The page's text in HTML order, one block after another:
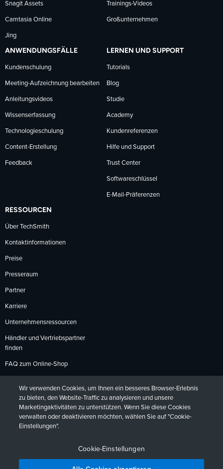
Snagit Assets
Camtasia Online
Jing
Trainings-Videos
Großunternehmen
ANWENDUNGSFÄLLE
Kundenschulung
Meeting-Aufzeichnung bearbeiten
Anleitungsvideos
Wissenserfassung
Technologieschulung
Content-Erstellung
Feedback
LERNEN UND SUPPORT
Tutorials
Blog
Studie
Academy
Kundenreferenzen
Hilfe und Support
Trust Center
Softwareschlüssel
E-Mail-Präferenzen
RESSOURCEN
Über TechSmith
Kontaktinformationen
Preise
Presseraum
Partner
Karriere
Unternehmensressourcen
Händler und Vertriebspartner
finden
FAQ zum Online-Shop
Rückgabebedingungen
DeutschFrançaisEspañol日本語
Wir verwenden Cookies, um Ihnen ein besseres Browser-Erlebnis
zu bieten, den Website-Traffic zu analysieren und unsere
Marketingaktivitäten zu unterstützen. Wenn Sie diese Cookies
verwalten oder deaktivieren möchten, wählen Sie auf "Cookie-
Einstellungen".
Cookie-Einstellungen